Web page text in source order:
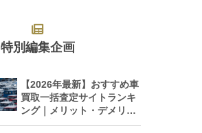
特別編集企画
【2026年最新】おすすめ車
買取一括査定サイトランキ
ング｜メリット・デメリッ
トも解説